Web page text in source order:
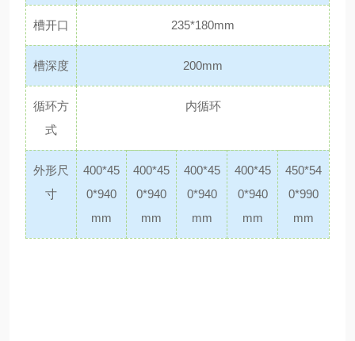
槽开口 235*180mm
槽深度 200mm
循环方
式
内循环
外形尺
寸
400*45
0*940
mm
400*45
0*940
mm
400*45
0*940
mm
400*45
0*940
mm
450*54
0*990
mm